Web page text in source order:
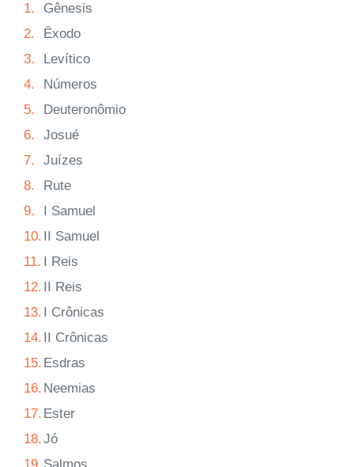
1.
Gênesis
2.
Êxodo
3.
Levítico
4.
Números
5.
Deuteronômio
6.
Josué
7.
Juízes
8.
Rute
9.
I Samuel
10. II Samuel
11. I Reis
12. II Reis
13. I Crônicas
14. II Crônicas
15. Esdras
16. Neemias
17. Ester
18.Jó